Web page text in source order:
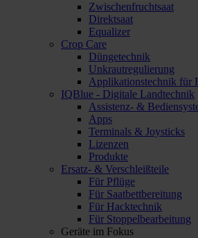
Zwischenfruchtsaat
Direktsaat
Equalizer
Crop Care
Düngetechnik
Unkrautregulierung
Applikationstechnik für
IQBlue - Digitale Landtechnik
Assistenz- &
Apps
Terminals & Joysticks
Lizenzen
Produkte
Ersatz- & Verschleißteile
Für Pflüge
Für Saatbettbereitung
Für Hacktechnik
Für Stoppelbearbeitung
Geräte im Fokus